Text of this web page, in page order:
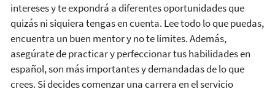
intereses y te expondrá a diferentes oportunidades que
quizás ni siquiera tengas en cuenta. Lee todo lo que puedas,
encuentra un buen mentor y no te limites. Además,
asegúrate de practicar y perfeccionar tus habilidades en
español, son más importantes y demandadas de lo que
crees. Si decides comenzar una carrera en el servicio